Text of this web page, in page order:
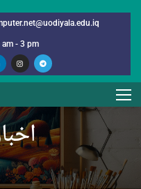
am - 3 pm